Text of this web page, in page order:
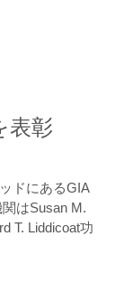
表彰
ドにあるGIA
はSusan M.
T. Liddicoat功